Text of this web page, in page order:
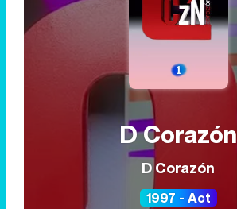
D Corazón
D Corazón
1997 - Act